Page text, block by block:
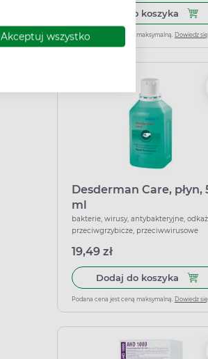
Akceptuj wszystko
Dodaj do koszyka
Podana cena jest ceną maksymalną. Dowiedz
Desderman Care, płyn,
ml
bakterie, wirusy, antybakteryjne,
przeciwgrzybicze, przeciwwirusowe
19,49 zł
Dodaj do koszyka
Podana cena jest ceną maksymalną. Dowiedz